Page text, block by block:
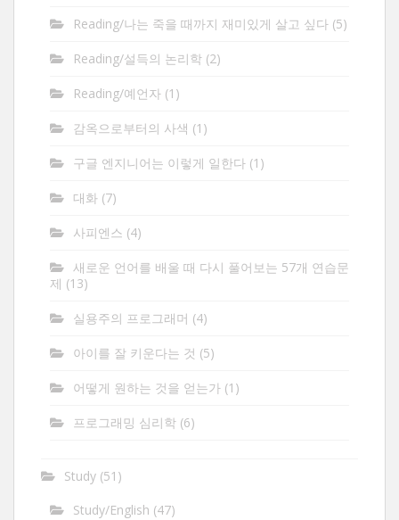
Reading/나는 죽을 때까지 재미있게 살고 싶다 (5)
Reading/설득의 논리학 (2)
Reading/예언자 (1)
감옥으로부터의 사색 (1)
구글 엔지니어는 이렇게 일한다 (1)
대화 (7)
사피엔스 (4)
새로운 언어를 배울 때 다시 풀어보는 57개 연습문
제 (13)
실용주의 프로그래머 (4)
아이를 잘 키운다는 것 (5)
어떻게 원하는 것을 얻는가 (1)
프로그래밍 심리학 (6)
Study (51)
Study/English (47)